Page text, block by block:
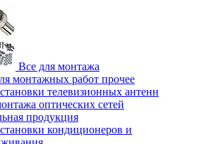
Все для монтажа
монтажных работ прочее
телевизионных антенн
оптических сетей
продукция
кондиционеров и